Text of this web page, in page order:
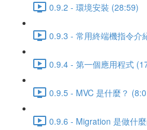
0.9.2 - 環境安裝 (28:59)
0.9.3 - 常用終端機指令介
0.9.4 - 第一個應用程式
0.9.5 - MVC 是什麼？
0.9.6 - Migration 是做什